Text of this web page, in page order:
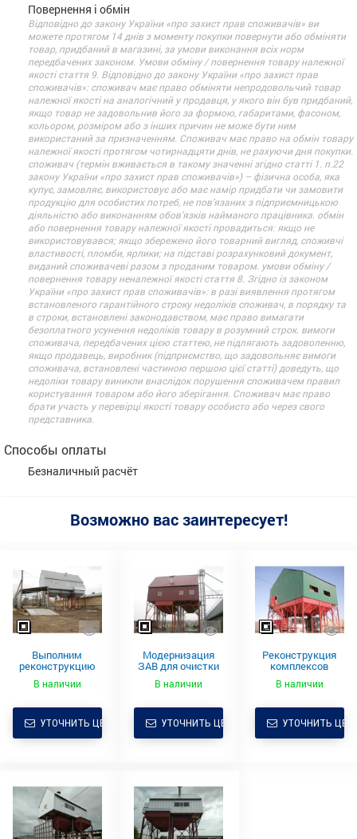
Повернення і обмін
Відповідно до закону України «про захист прав споживачів» ви
можете протягом 14 днів з моменту покупки повернути або обміняти
товар, придбаний в магазині, за умови виконання всіх норм
передбачених законом. Умови обміну / повернення товару належної
якості стаття 9. Відповідно до закону України «про захист прав
споживачів»: споживач має право обміняти непродовольчий товар
належної якості на аналогічний у продавця, у якого він був придбаний,
якщо товар не задовольнив його за формою, габаритами, фасоном,
кольором, розміром або з інших причин не може бути ним
використаний за призначенням. Споживач має право на обмін товару
належної якості протягом чотирнадцяти днів, не рахуючи дня покупки.
споживач (термін вживається в такому значенні згідно статті 1. п.22
закону України «про захист прав споживачів») – фізична особа, яка
купує, замовляє, використовує або має намір придбати чи замовити
продукцію для особистих потреб, не пов’язаних з підприємницькою
діяльністю або виконанням обов’язків найманого працівника. обмін
або повернення товару належної якості провадиться: якщо не
використовувався; якщо збережено його товарний вигляд, споживчі
властивості, пломби, ярлики; на підставі розрахунковий документ,
виданий споживачеві разом з проданим товаром. умови обміну /
повернення товару неналежної якості стаття 8. Згідно із законом
України «про захист прав споживачів»: в разі виявлення протягом
встановленого гарантійного строку недоліків споживач, в порядку та
в строки, встановлені законодавством, має право вимагати
безоплатного усунення недоліків товару в розумний строк. вимоги
споживача, передбачених цією статтею, не підлягають задоволенню,
якщо продавець, виробник (підприємство, що задовольняє вимоги
споживача, встановлені частиною першою цієї статті) доведуть, що
недоліки товару виникли внаслідок порушення споживачем правил
користування товаром або його зберігання. Споживач має право
брати участь у перевірці якості товару особисто або через свого
представника.
Способы оплаты
Безналичный расчёт
Возможно вас заинтересует!
Выполним
реконструкцию
ЗАВ 40
В наличии
УТОЧНИТЬ ЦЕНУ
Модернизация
ЗАВ для очистки
В наличии
УТОЧНИТЬ ЦЕНУ
Реконструкция
комплексов
В наличии
УТОЧНИТЬ